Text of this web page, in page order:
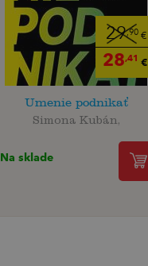
29,90€
28,41 €
Umenie podnikať
Simona Kubán,
Na sklade